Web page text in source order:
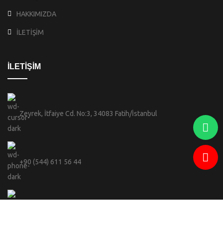
HAKKIMIZDA
İLETİŞİM
İLETİŞİM
Zeyrek, İtfaiye Cd. No:3, 34083 Fatih/İstanbul
+90 (544) 611 56 44